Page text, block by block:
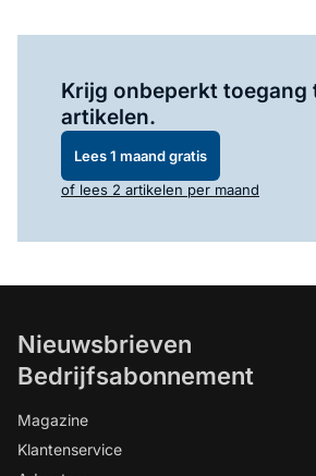
Krijg onbeperkt toegang
artikelen.
Lees 1 maand gratis
of lees 2 artikelen per maand
Nieuwsbrieven
Bedrijfsabonnement
Magazine
Klantenservice